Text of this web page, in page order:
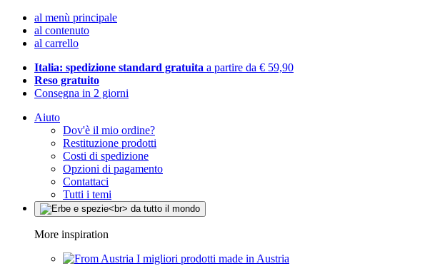
al menù principale
al contenuto
al carrello
Italia: spedizione standard gratuita a partire da € 59,90
Reso gratuito
Consegna in 2 giorni
Aiuto
Dov'è il mio ordine?
Restituzione prodotti
Costi di spedizione
Opzioni di pagamento
Contattaci
Tutti i temi
More inspiration
I migliori prodotti made in Austria